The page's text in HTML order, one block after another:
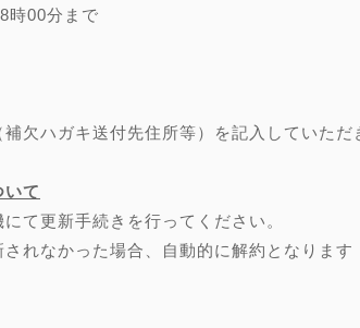
時00分まで
欠ハガキ送付先住所等）を記入していただ
いて
て更新手続きを行ってください。
れなかった場合、自動的に解約となります